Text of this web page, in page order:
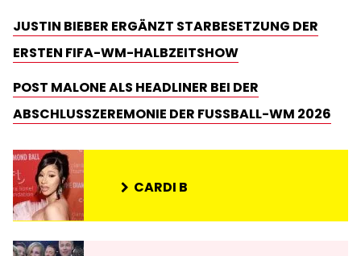
JUSTIN BIEBER ERGÄNZT STARBESETZUNG DER
ERSTEN FIFA-WM-HALBZEITSHOW
POST MALONE ALS HEADLINER BEI DER
ABSCHLUSSZEREMONIE DER FUSSBALL-WM 2026
CARDI B